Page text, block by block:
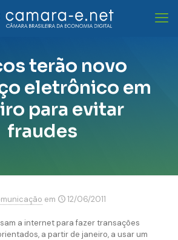
terão novo
eletrônico em
para evitar
fraudes
em 12/06/2011
a internet para fazer transações
a partir de janeiro, a usar um